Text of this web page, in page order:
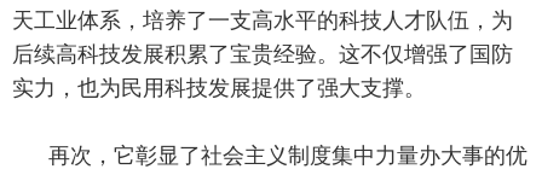
天工业体系，培养了一支高水平的科技人才队伍，为
后续高科技发展积累了宝贵经验。这不仅增强了国防
实力，也为民用科技发展提供了强大支撑。
再次，它彰显了社会主义制度集中力量办大事的优